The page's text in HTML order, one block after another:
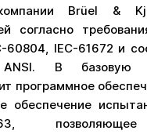
Brüel &
согласно
60804, IEC-61672 и
ANSI. В базовую
программное
обеспечение
позволяющее